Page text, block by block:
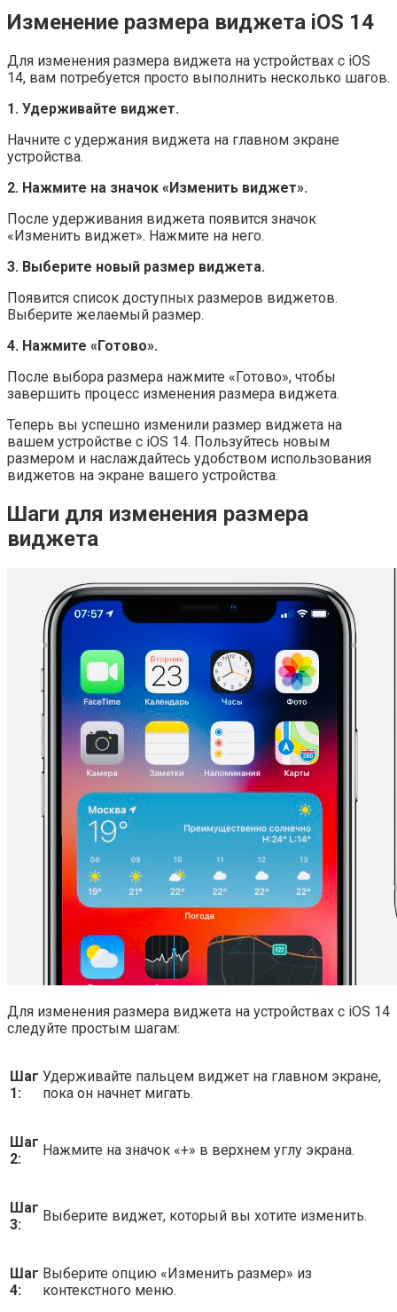
Изменение размера виджета iOS 14
Для изменения размера виджета на устройствах с iOS
14, вам потребуется просто выполнить несколько шагов.
1. Удерживайте виджет.
Начните с удержания виджета на главном экране
устройства.
2. Нажмите на значок «Изменить виджет».
После удерживания виджета появится значок
«Изменить виджет». Нажмите на него.
3. Выберите новый размер виджета.
Появится список доступных размеров виджетов.
Выберите желаемый размер.
4. Нажмите «Готово».
После выбора размера нажмите «Готово», чтобы
завершить процесс изменения размера виджета.
Теперь вы успешно изменили размер виджета на
вашем устройстве с iOS 14. Пользуйтесь новым
размером и наслаждайтесь удобством использования
виджетов на экране вашего устройства.
Шаги для изменения размера
виджета
Для изменения размера виджета на устройствах с iOS 14
следуйте простым шагам:
Шаг
1:
Удерживайте пальцем виджет на главном экране,
пока он начнет мигать.
Шаг
2:
Нажмите на значок «+» в верхнем углу экрана.
Шаг
3:
Выберите виджет, который вы хотите изменить.
Шаг
4:
Выберите опцию «Изменить размер» из
контекстного меню.